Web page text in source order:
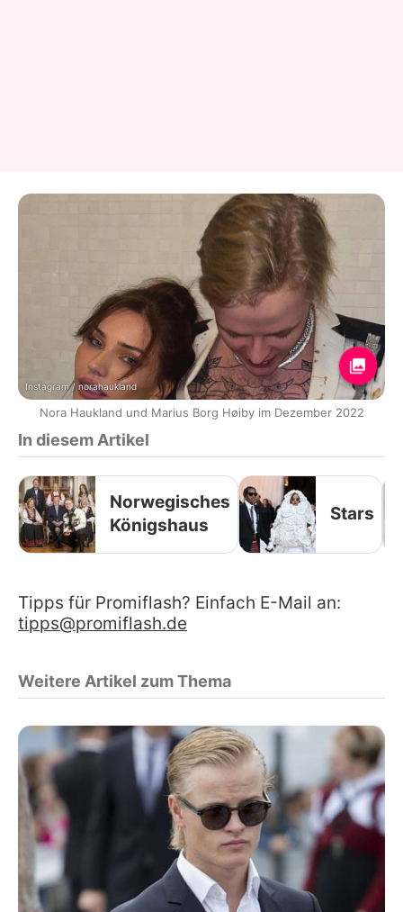
Instagram / norahaukland
Nora Haukland und Marius Borg Høiby im Dezember 2022
In diesem Artikel
Norwegisches
Königshaus
Stars
Tipps für Promiflash? Einfach E-Mail an:
tipps@promiflash.de
Weitere Artikel zum Thema